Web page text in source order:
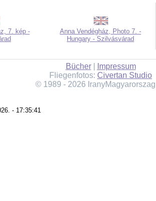
7. kép -
Anna Vendégház, Photo 7. -
Hungary - Szilvásvárad
Bücher|
Impressum
Fliegenfotos: Civertan Studio
© 1989 - 2026
- 17:35:41